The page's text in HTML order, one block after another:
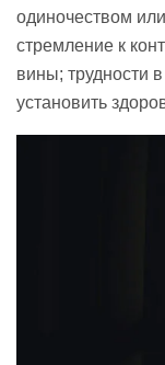
одиночеством
стремление к
вины; трудности
установить